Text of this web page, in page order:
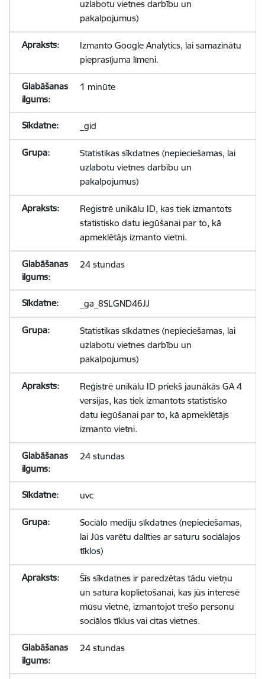
uzlabotu vietnes darbību un
pakalpojumus)
Izmanto Google Analytics, lai samazinātu
pieprasījuma līmeni.
1 minūte
_gid
Statistikas sīkdatnes (nepieciešamas, lai
uzlabotu vietnes darbību un
pakalpojumus)
Reģistrē unikālu ID, kas tiek izmantots
statistisko datu iegūšanai par to, kā
apmeklētājs izmanto vietni.
24 stundas
_ga_8SLGND46JJ
Statistikas sīkdatnes (nepieciešamas, lai
uzlabotu vietnes darbību un
pakalpojumus)
Reģistrē unikālu ID priekš jaunākās GA 4
versijas, kas tiek izmantots statistisko
datu iegūšanai par to, kā apmeklētājs
izmanto vietni.
24 stundas
uvc
Sociālo mediju sīkdatnes (nepieciešamas,
lai Jūs varētu dalīties ar saturu sociālajos
tīklos)
Šīs sīkdatnes ir paredzētas tādu vietņu
un satura koplietošanai, kas jūs interesē
mūsu vietnē, izmantojot trešo personu
sociālos tīklus vai citas vietnes.
24 stundas